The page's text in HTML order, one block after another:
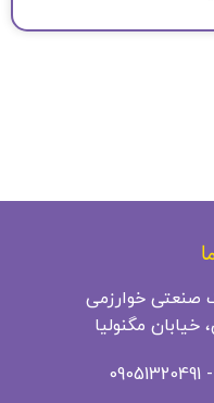
خوارزمی
خیابان مگنولیا